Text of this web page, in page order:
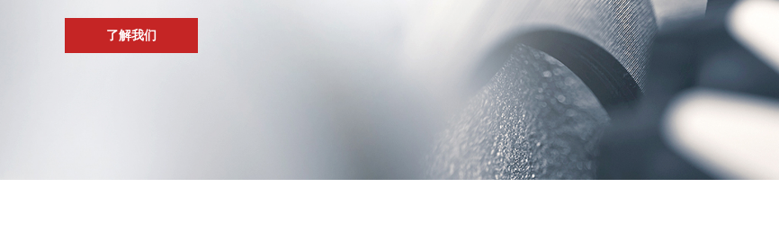
了解我们